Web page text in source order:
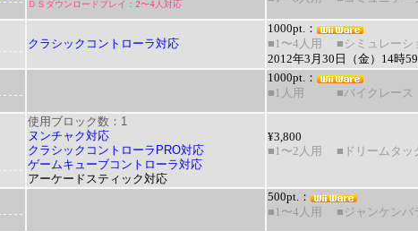
ＤＳダウンロードプレイ：2〜4人対応
クラシックコントローラ対応
1000pt.：
■1〜4人用
■シミュレーシ
2012年3月30日（金）14時
1000pt.：
■1人用
■バイクレース
使用ブロック数：1
ヌンチャク対応
クラシックコントローラPRO対応
ゲームキューブコントローラ対応
アーケードスティック対応
¥3,800
■1〜2人用
■ドリームタッ
500pt.：
■1〜4人用
■ジャンケンバ